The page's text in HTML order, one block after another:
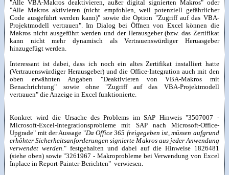
"Alle VBA-Makros deaktivieren, außer digital signierten Makros" oder
"Alle Makros aktivieren (nicht empfohlen, weil potenziell gefährlicher
Code ausgeführt werden kann)" sowie die Option "Zugriff auf das VBA-
Projektmodell vertrauen". Im Dialog bei Öffnen von Excel können die
Makros nicht ausgeführt werden und der Herausgeber (bzw. das Zertifikat
kann nicht mehr dynamisch als Vertrauenswürdiger Heruasgeber
hinzugefügt werden.
Interessant ist dabei, dass ich noch ein altes Zertifikat installiert hatte
(Vertrauenswürdiger Herausgeber) und die Office-Integration auch mit den
oben erwähnten Angaben "Deaktivieren von VBA-Makros mit
Benachrichtung" sowie ohne "Zugriff auf das VBA-Projektmodell
vertrauen" die Anzeige in Excel funktionierte.
Konkret wird die Ursache des Problems im SAP Hinweis "3507007 -
Microsoft-Excel-Integrationsprobleme mit SAP nach Microsoft-Office-
Upgrade" mit der Aussage "Da Office 365 freigegeben ist, müssen aufgrund
erhöhter Sicherheitsanforderungen signierte Makros aus jeder Anwendung
verwendet werden." festgehalten und dabei auf die Hinweise 1826481
(siehe oben) sowie "3261967 - Makroprobleme bei Verwendung von Excel
Inplace in Report-Painter-Berichten" verwiesen.